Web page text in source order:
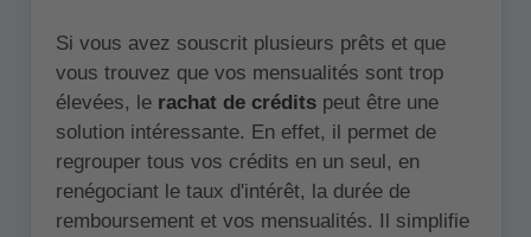
Si vous avez souscrit plusieurs prêts et que
vous trouvez que vos mensualités sont trop
élevées, le rachat de créditspeut être une
solution intéressante. En effet, il permet de
regrouper tous vos crédits en un seul, en
renégociant le taux d'intérêt, la durée de
remboursement et vos mensualités. Il simplifie